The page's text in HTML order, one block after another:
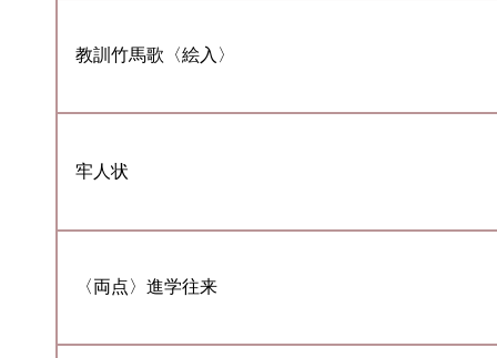
教訓竹馬歌〈絵入〉
牢人状
〈両点〉進学往来